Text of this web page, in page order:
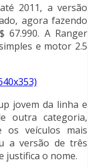
2011, a versão
agora fazendo
67.990. A Ranger
e motor 2.5
jovem da linha e
outra categoria,
os veículos mais
a versão de três
justifica o nome.